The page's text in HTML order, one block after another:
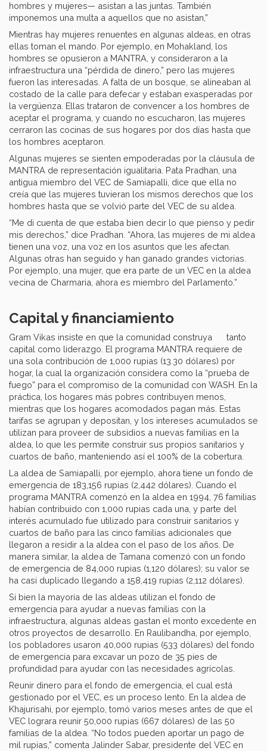
hombres y mujeres— asistan a las juntas. También
imponemos una multa a aquellos que no asistan,”
Mientras hay mujeres renuentes en algunas aldeas, en otras
ellas toman el mando. Por ejemplo, en Mohakland, los
hombres se opusieron a MANTRA, y consideraron a la
infraestructura una “pérdida de dinero,” pero las mujeres
fueron las interesadas. A falta de un bosque, se alineaban al
costado de la calle para defecar y estaban exasperadas por
la vergüenza. Ellas trataron de convencer a los hombres de
aceptar el programa, y cuando no escucharon, las mujeres
cerraron las cocinas de sus hogares por dos días hasta que
los hombres aceptaron.
Algunas mujeres se sienten empoderadas por la cláusula de
MANTRA de representación igualitaria. Pata Pradhan, una
antigua miembro del VEC de Samiapalli, dice que ella no
creía que las mujeres tuvieran los mismos derechos que los
hombres hasta que se volvió parte del VEC de su aldea.
“Me di cuenta de que estaba bien decir lo que pienso y pedir
mis derechos,” dice Pradhan. “Ahora, las mujeres de mi aldea
tienen una voz, una voz en los asuntos que les afectan.
Algunas otras han seguido y han ganado grandes victorias.
Por ejemplo, una mujer, que era parte de un VEC en la aldea
vecina de Charmaria, ahora es miembro del Parlamento.”
Capital y financiamiento
Gram Vikas insiste en que la comunidad construya tanto
capital como liderazgo. El programa MANTRA requiere de
una sola contribución de 1,000 rupias (13.30 dólares) por
hogar, la cual la organización considera como la “prueba de
fuego” para el compromiso de la comunidad con WASH. En la
práctica, los hogares más pobres contribuyen menos,
mientras que los hogares acomodados pagan más. Estas
tarifas se agrupan y depositan, y los intereses acumulados se
utilizan para proveer de subsidios a nuevas familias en la
aldea, lo que les permite construir sus propios sanitarios y
cuartos de baño, manteniendo así el 100% de la cobertura.
La aldea de Samiapalli, por ejemplo, ahora tiene un fondo de
emergencia de 183,156 rupias (2,442 dólares). Cuando el
programa MANTRA comenzó en la aldea en 1994, 76 familias
habían contribuido con 1,000 rupias cada una, y parte del
interés acumulado fue utilizado para construir sanitarios y
cuartos de baño para las cinco familias adicionales que
llegaron a residir a la aldea con el paso de los años. De
manera similar, la aldea de Tamana comenzó con un fondo
de emergencia de 84,000 rupias (1,120 dólares); su valor se
ha casi duplicado llegando a 158,419 rupias (2,112 dólares).
Si bien la mayoría de las aldeas utilizan el fondo de
emergencia para ayudar a nuevas familias con la
infraestructura, algunas aldeas gastan el monto excedente en
otros proyectos de desarrollo. En Raulibandha, por ejemplo,
los pobladores usaron 40,000 rupias (533 dólares) del fondo
de emergencia para excavar un pozo de 35 pies de
profundidad para ayudar con las necesidades agrícolas.
Reunir dinero para el fondo de emergencia, el cual está
gestionado por el VEC, es un proceso lento. En la aldea de
Khajurisahi, por ejemplo, tomó varios meses antes de que el
VEC lograra reunir 50,000 rupias (667 dólares) de las 50
familias de la aldea. “No todos pueden aportar un pago de
mil rupias,” comenta Jalinder Sabar, presidente del VEC en